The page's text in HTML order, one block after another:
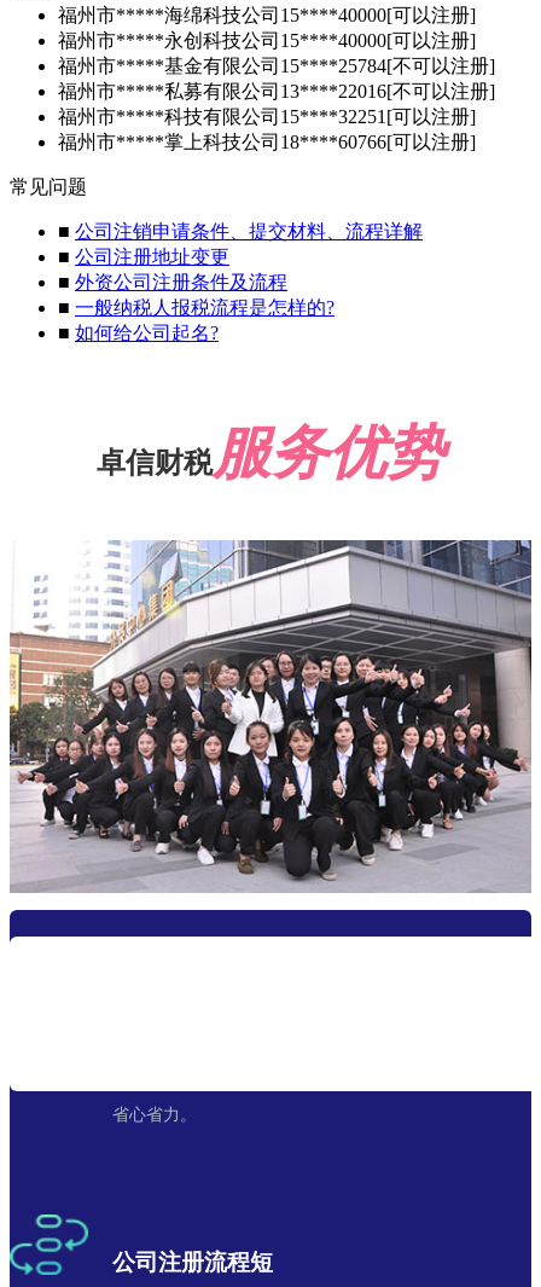
福州市*****海绵科技公司 15****40000[可以注册]
福州市*****永创科技公司 15****40000[可以注册]
福州市*****基金有限公司 15****25784[不可以注册]
福州市*****私募有限公司 13****22016[不可以注册]
福州市*****科技有限公司 15****32251[可以注册]
福州市*****掌上科技公司 18****60766[可以注册]
常见问题
■ 公司注销申请条件、提交材料、流程详解
■ 公司注册地址变更
■ 外资公司注册条件及流程
■ 一般纳税人报税流程是怎样的?
■ 如何给公司起名?
卓信财税服务优势
省心省力。
公司注册流程短